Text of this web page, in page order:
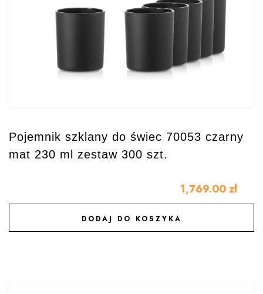
Pojemnik szklany do świec 70053 czarny
mat 230 ml zestaw 300 szt.
1,769.00 zł
DODAJ DO KOSZYKA
DODAJ DO ULUBIONYCH